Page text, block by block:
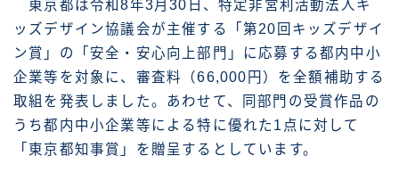
東京都は令和8年3月30日、特定非営利活動法人キ
ッズデザイン協議会が主催する「第20回キッズデザイ
ン賞」の「安全・安心向上部門」に応募する都内中小
企業等を対象に、審査料（66,000円）を全額補助する
取組を発表しました。あわせて、同部門の受賞作品の
うち都内中小企業等による特に優れた1点に対して
「東京都知事賞」を贈呈するとしています。